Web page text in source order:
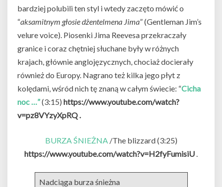
bardziej polubili ten styl i wtedy zaczęto mówić o
“aksamitnym głosie dżentelmena Jima” (Gentleman Jim’s
velure voice). Piosenki Jima Reevesa przekraczały
granice i coraz chętniej słuchane były w różnych
krajach, głównie anglojęzycznych, chociaż docierały
również do Europy. Nagrano też kilka jego płyt z
kolędami, wśród nich tę znaną w całym świecie: “Cicha
noc …”(3:15) https://www.youtube.com/watch?
v=pz8VYzyXpRQ.
BURZA ŚNIEŻNA/The blizzard (3:25)
https://www.youtube.com/watch?v=H2fyFumisiU .
Nadciąga burza śnieżna